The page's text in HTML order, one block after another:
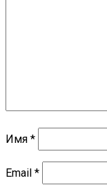
Имя *
Email *